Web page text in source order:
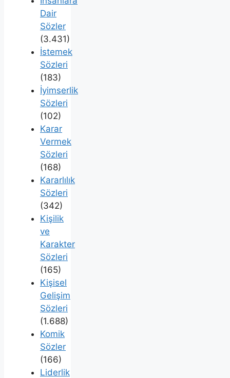
Dair
Sözler
(3.431)
İstemek
Sözleri
(183)
İyimserlik
Sözleri
(102)
Karar
Vermek
Sözleri
(168)
Kararlılık
Sözleri
(342)
Kişilik
ve
Karakter
Sözleri
(165)
Kişisel
Gelişim
Sözleri
(1.688)
Komik
Sözler
(166)
Liderlik